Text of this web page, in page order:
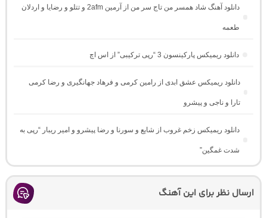
دانلود آهنگ شاد همسر من تاج سر من از آرمین 2afm و تتلو و رضایا و اردلان
طعمه
دانلود ریمیکس پارکینسون 3 “رپی ترکیبی” از اس اچ
دانلود ریمیکس عشق ابدی از رامین کرمی و فرهاد جهانگیری و رضا کرمی
تارا و ناجی و پیشرو
دانلود ریمیکس زخم غروب از شایع و سورنا و رضا پیشرو و امیر ریبار “رپی به
شدت غمگین”
ارسال نظر برای این آهنگ